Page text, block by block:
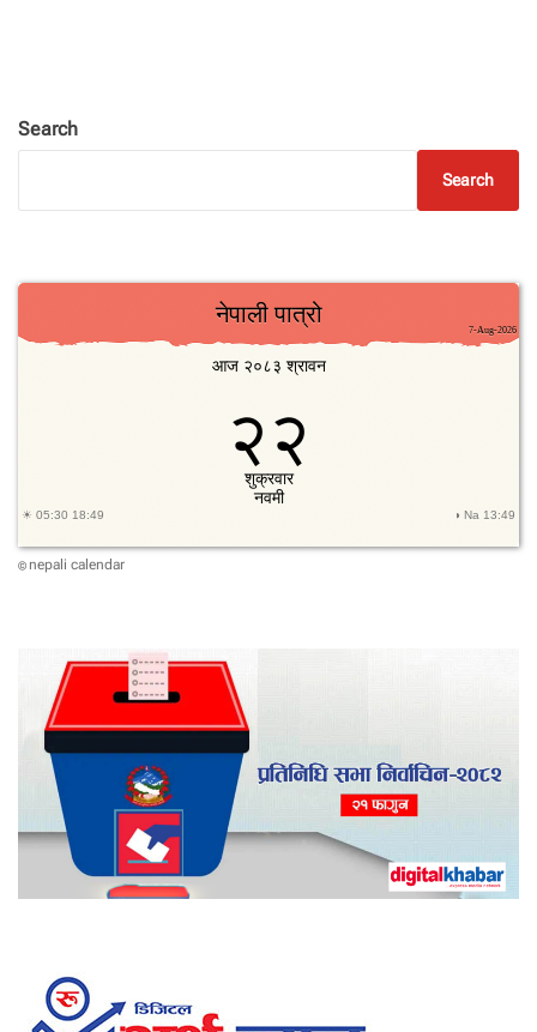
Search
Search
© nepali calendar